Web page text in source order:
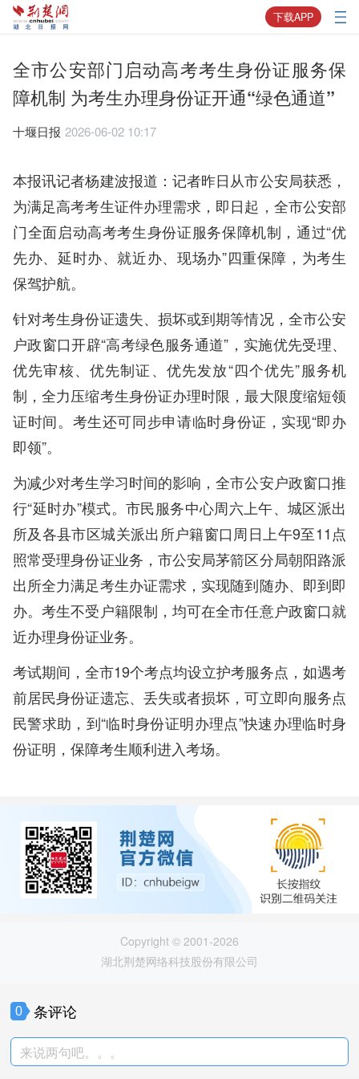
下载APP
全市公安部门启动高考考生身份证服务保
障机制 为考生办理身份证开通“绿色通道”
十堰日报 2026-06-02 10:17
本报讯记者杨建波报道：记者昨日从市公安局获悉，
为满足高考考生证件办理需求，即日起，全市公安部
门全面启动高考考生身份证服务保障机制，通过“优
先办、延时办、就近办、现场办”四重保障，为考生
保驾护航。
针对考生身份证遗失、损坏或到期等情况，全市公安
户政窗口开辟“高考绿色服务通道”，实施优先受理、
优先审核、优先制证、优先发放“四个优先”服务机
制，全力压缩考生身份证办理时限，最大限度缩短领
证时间。考生还可同步申请临时身份证，实现“即办
即领”。
为减少对考生学习时间的影响，全市公安户政窗口推
行“延时办”模式。市民服务中心周六上午、城区派出
所及各县市区城关派出所户籍窗口周日上午9至11点
照常受理身份证业务，市公安局茅箭区分局朝阳路派
出所全力满足考生办证需求，实现随到随办、即到即
办。考生不受户籍限制，均可在全市任意户政窗口就
近办理身份证业务。
考试期间，全市19个考点均设立护考服务点，如遇考
前居民身份证遗忘、丢失或者损坏，可立即向服务点
民警求助，到“临时身份证明办理点”快速办理临时身
份证明，保障考生顺利进入考场。
Copyright © 2001-2026
湖北荆楚网络科技股份有限公司
0 条评论
来说两句吧。。。